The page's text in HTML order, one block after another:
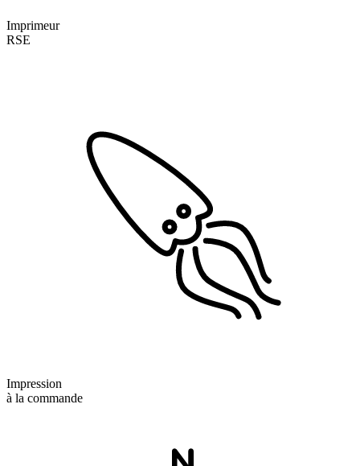
Imprimeur
RSE
Impression
à la commande